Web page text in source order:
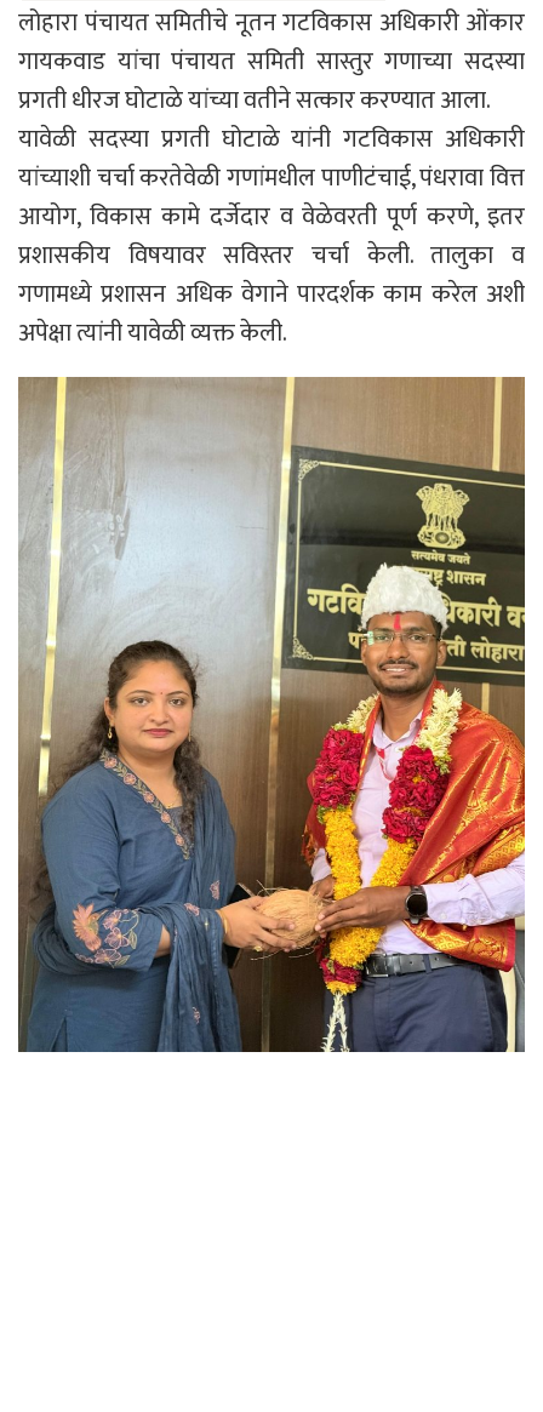
लोहारा पंचायत समितीचे नूतन गटविकास अधिकारी ओंकार
गायकवाड यांचा पंचायत समिती सास्तुर गणाच्या सदस्या
प्रगती धीरज घोटाळे यांच्या वतीने सत्कार करण्यात आला.
यावेळी सदस्या प्रगती घोटाळे यांनी गटविकास अधिकारी
यांच्याशी चर्चा करतेवेळी गणांमधील पाणीटंचाई, पंधरावा वित्त
आयोग, विकास कामे दर्जेदार व वेळेवरती पूर्ण करणे, इतर
प्रशासकीय विषयावर सविस्तर चर्चा केली. तालुका व
गणामध्ये प्रशासन अधिक वेगाने पारदर्शक काम करेल अशी
अपेक्षा त्यांनी यावेळी व्यक्त केली.